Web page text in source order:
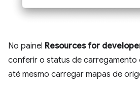
No painel Resources for
conferir o status de carregamento
até mesmo carregar mapas de